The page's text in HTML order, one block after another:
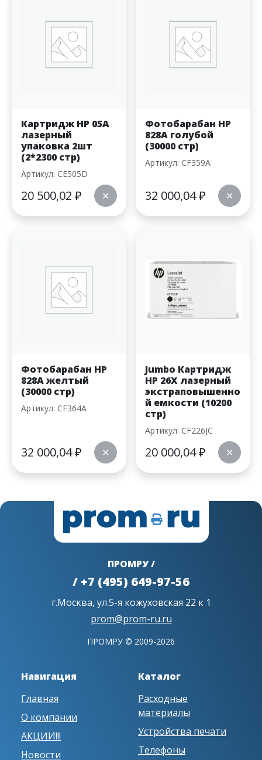
Картридж HP 05A
лазерный
упаковка 2шт
(2*2300 стр)
Артикул: CE505D
20 500,02 ₽ ✕
Фотобарабан HP
828A голубой
(30000 стр)
Артикул: CF359A
32 000,04₽ ✕
Фотобарабан HP
828A желтый
(30000 стр)
Артикул: CF364A
32 000,04₽ ✕
Jumbo Картридж
HP 26X лазерный
экстраповышенно
й емкости (10200
стр)
Артикул: CF226JC
20 000,04₽ ✕
ПРОМРУ /
/ +7 (495) 649-97-56
г.Москва, ул.5-я кожуховская 22 к 1
prom@prom-ru.ru
ПРОМРУ © 2009-2026
Навигация
Главная
О компании
АКЦИИ!!!
Новости
Каталог
Расходные
материалы
Устройства печати
Телефоны